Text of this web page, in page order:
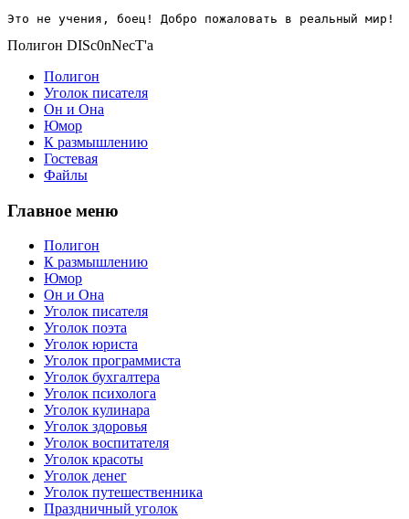
Это не учения, боец! Добро пожаловать в реальный мир!
Полигон DISc0nNecT'a
Полигон
Уголок писателя
Он и Она
Юмор
К размышлению
Гостевая
Файлы
Главное меню
Полигон
К размышлению
Юмор
Он и Она
Уголок писателя
Уголок поэта
Уголок юриста
Уголок программиста
Уголок бухгалтера
Уголок психолога
Уголок кулинара
Уголок здоровья
Уголок воспитателя
Уголок красоты
Уголок денег
Уголок путешественника
Праздничный уголок